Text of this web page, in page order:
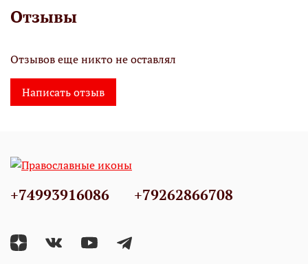
Отзывы
Отзывов еще никто не оставлял
Написать отзыв
+74993916086 +79262866708